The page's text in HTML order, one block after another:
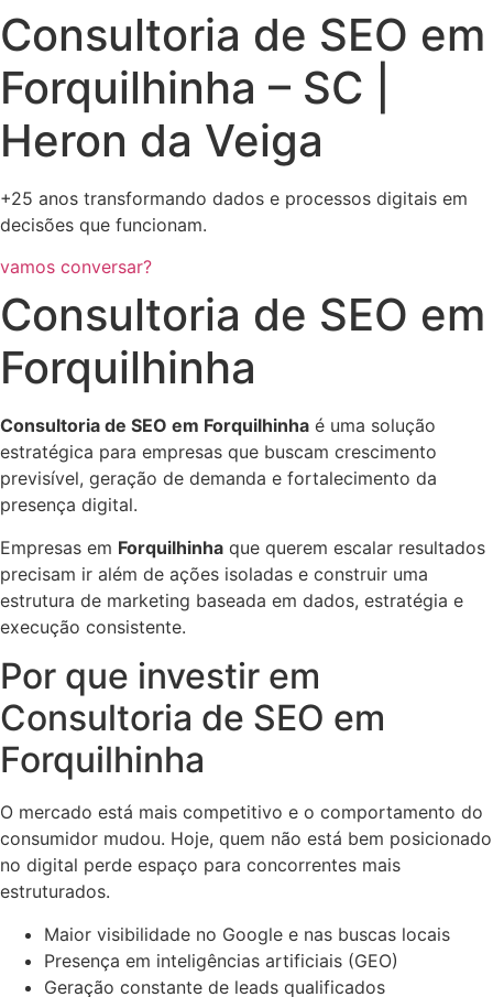
Consultoria de SEO em
Forquilhinha – SC |
Heron da Veiga
+25 anos transformando dados e processos digitais em
decisões que funcionam.
vamos conversar?
Consultoria de SEO em
Forquilhinha
Consultoria de SEO em Forquilhinha é uma solução
estratégica para empresas que buscam crescimento
previsível, geração de demanda e fortalecimento da
presença digital.
Empresas em Forquilhinha que querem escalar resultados
precisam ir além de ações isoladas e construir uma
estrutura de marketing baseada em dados, estratégia e
execução consistente.
Por que investir em
Consultoria de SEO em
Forquilhinha
O mercado está mais competitivo e o comportamento do
consumidor mudou. Hoje, quem não está bem posicionado
no digital perde espaço para concorrentes mais
estruturados.
Maior visibilidade no Google e nas buscas locais
Presença em inteligências artificiais (GEO)
Geração constante de leads qualificados